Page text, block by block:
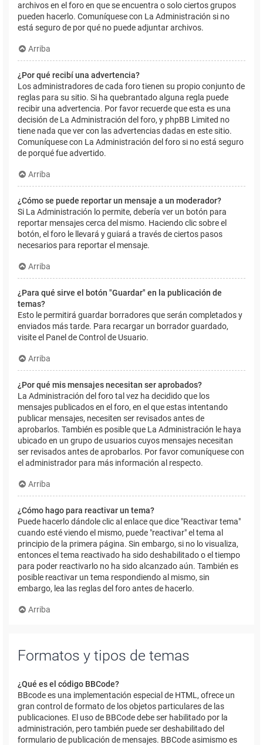
archivos en el foro en que se encuentra o solo ciertos grupos
pueden hacerlo. Comuníquese con La Administración si no
está seguro de por qué no puede adjuntar archivos.
Arriba
¿Por qué recibí una advertencia?
Los administradores de cada foro tienen su propio conjunto de
reglas para su sitio. Si ha quebrantado alguna regla puede
recibir una advertencia. Por favor recuerde que esta es una
decisión de La Administración del foro, y phpBB Limited no
tiene nada que ver con las advertencias dadas en este sitio.
Comuníquese con La Administración del foro si no está seguro
de porqué fue advertido.
Arriba
¿Cómo se puede reportar un mensaje a un moderador?
Si La Administración lo permite, debería ver un botón para
reportar mensajes cerca del mismo. Haciendo clic sobre el
botón, el foro le llevará y guiará a través de ciertos pasos
necesarios para reportar el mensaje.
Arriba
¿Para qué sirve el botón "Guardar" en la publicación de
temas?
Esto le permitirá guardar borradores que serán completados y
enviados más tarde. Para recargar un borrador guardado,
visite el Panel de Control de Usuario.
Arriba
¿Por qué mis mensajes necesitan ser aprobados?
La Administración del foro tal vez ha decidido que los
mensajes publicados en el foro, en el que estas intentando
publicar mensajes, necesiten ser revisados antes de
aprobarlos. También es posible que La Administración le haya
ubicado en un grupo de usuarios cuyos mensajes necesitan
ser revisados antes de aprobarlos. Por favor comuníquese con
el administrador para más información al respecto.
Arriba
¿Cómo hago para reactivar un tema?
Puede hacerlo dándole clic al enlace que dice "Reactivar tema"
cuando esté viendo el mismo, puede "reactivar" el tema al
principio de la primera página. Sin embargo, si no lo visualiza,
entonces el tema reactivado ha sido deshabilitado o el tiempo
para poder reactivarlo no ha sido alcanzado aún. También es
posible reactivar un tema respondiendo al mismo, sin
embargo, lea las reglas del foro antes de hacerlo.
Arriba
Formatos y tipos de temas
¿Qué es el código BBCode?
BBcode es una implementación especial de HTML, ofrece un
gran control de formato de los objetos particulares de las
publicaciones. El uso de BBCode debe ser habilitado por la
administración, pero también puede ser deshabilitado del
formulario de publicación de mensajes. BBCode asimismo es